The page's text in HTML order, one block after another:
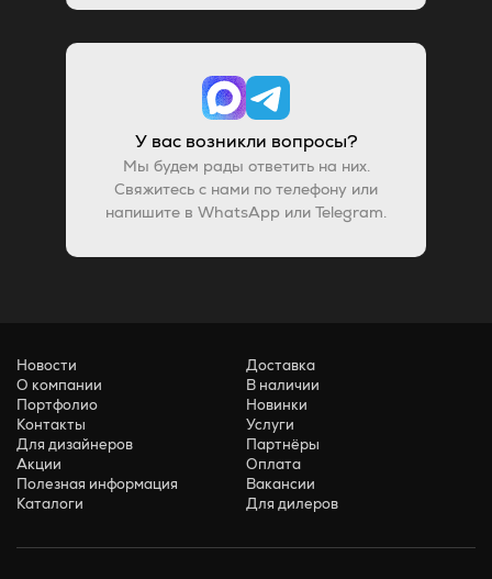
У вас возникли вопросы?
Мы будем рады ответить на них.
Свяжитесь с нами по телефону или
напишите в WhatsApp или Telegram.
Новости
О компании
Портфолио
Контакты
Для дизайнеров
Акции
Полезная информация
Каталоги
Доставка
В наличии
Новинки
Услуги
Партнёры
Оплата
Вакансии
Для дилеров